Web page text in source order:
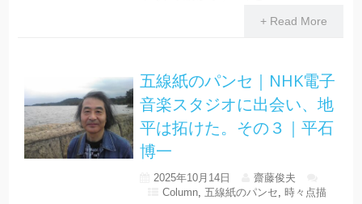
+ Read More
五線紙のパンセ｜NHK電子
音楽スタジオに出会い、地
平は拓けた。その３｜平石
博一
2025年10月14日
齋藤俊夫
Column, 五線紙のパンセ 時々点描